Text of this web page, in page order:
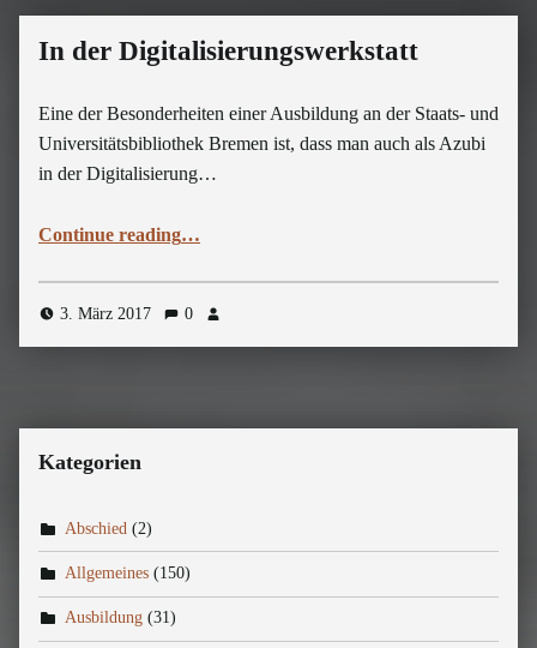
In der Digitalisierungswerkstatt
Eine der Besonderheiten einer Ausbildung an der Staats- und
Universitätsbibliothek Bremen ist, dass man auch als Azubi
in der Digitalisierung…
Continue reading…
3. März 2017 0
Kategorien
Abschied (2)
Allgemeines (150)
Ausbildung (31)